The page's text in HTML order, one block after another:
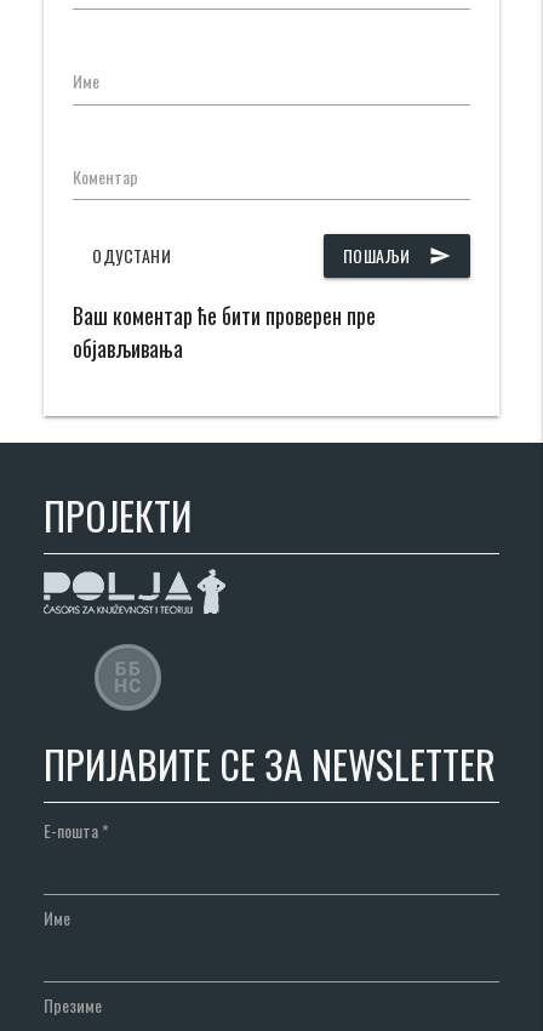
Име
Коментар
ПОШАЉИ send
ОДУСТАНИ
Ваш коментар ће бити проверен пре
објављивања
ПРОЈЕКТИ
ПРИЈАВИТЕ СЕ ЗА NEWSLETTER
Е-пошта*
Име
Презиме